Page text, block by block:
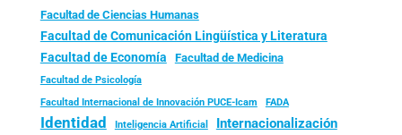
Facultad de Ciencias Humanas
Facultad de Comunicación Lingüística y Literatura
Facultad de Economía Facultad de Medicina
Facultad de Psicología
Facultad Internacional de Innovación PUCE-Icam FADA
Identidad Inteligencia Artificial Internacionalización